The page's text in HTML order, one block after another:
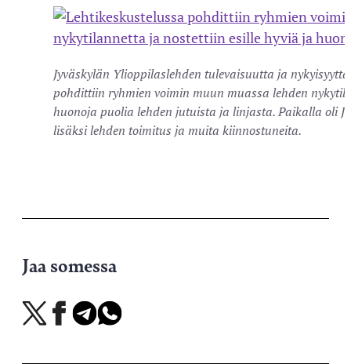
Jyväskylän Ylioppilaslehden tulevaisuutta ja
pohdittiin ryhmien voimin muun muassa lehden
huonoja puolia lehden jutuista ja linjasta. Paikalla oli
lisäksi lehden toimitus ja muita kiinnostuneita.
Jaa somessa
Jaa
X-
Jaa
Facebookissa
Jaa
Telegramissa
Jaa
WhatsAppissa